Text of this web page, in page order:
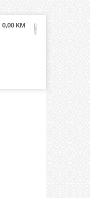
0,00 KM